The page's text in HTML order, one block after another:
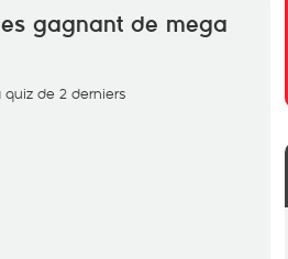
gagnant de mega
de 2 derniers